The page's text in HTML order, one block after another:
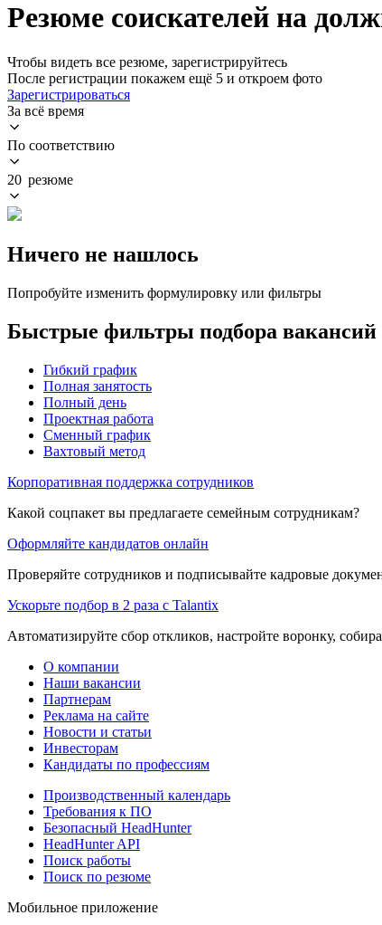
Резюме соискателей на
Чтобы видеть все резюме, зарегистрируйтесь
После регистрации покажем ещё 5 и откроем фото
Зарегистрироваться
За всё время
По соответствию
20 резюме
Ничего не нашлось
Попробуйте изменить формулировку или фильтры
Быстрые фильтры подбора вакансий
Гибкий график
Полная занятость
Полный день
Проектная работа
Сменный график
Вахтовый метод
Корпоративная поддержка сотрудников
Какой соцпакет вы предлагаете семейным сотрудникам?
Оформляйте кандидатов онлайн
Проверяйте сотрудников и подписывайте кадровые
Ускорьте подбор в 2 раза с Talantix
Автоматизируйте сбор откликов, настройте воронку,
О компании
Наши вакансии
Партнерам
Реклама на сайте
Новости и статьи
Инвесторам
Кандидаты по профессиям
Производственный календарь
Требования к ПО
Безопасный HeadHunter
HeadHunter API
Поиск работы
Поиск по резюме
Мобильное приложение